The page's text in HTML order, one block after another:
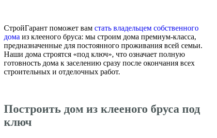
СтройГарант поможет вам стать владельцем собственного
дома из клееного бруса: мы строим дома премиум-класса,
предназначенные для постоянного проживания всей семьи.
Наши дома строятся «под ключ», что означает полную
готовность дома к заселению сразу после окончания всех
строительных и отделочных работ.
Построить дом из клееного бруса под
ключ